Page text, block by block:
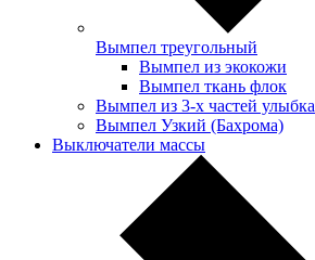
Вымпел треугольный
Вымпел из экокожи
Вымпел ткань флок
Вымпел из 3-х частей улыбка
Вымпел Узкий (Бахрома)
Выключатели массы